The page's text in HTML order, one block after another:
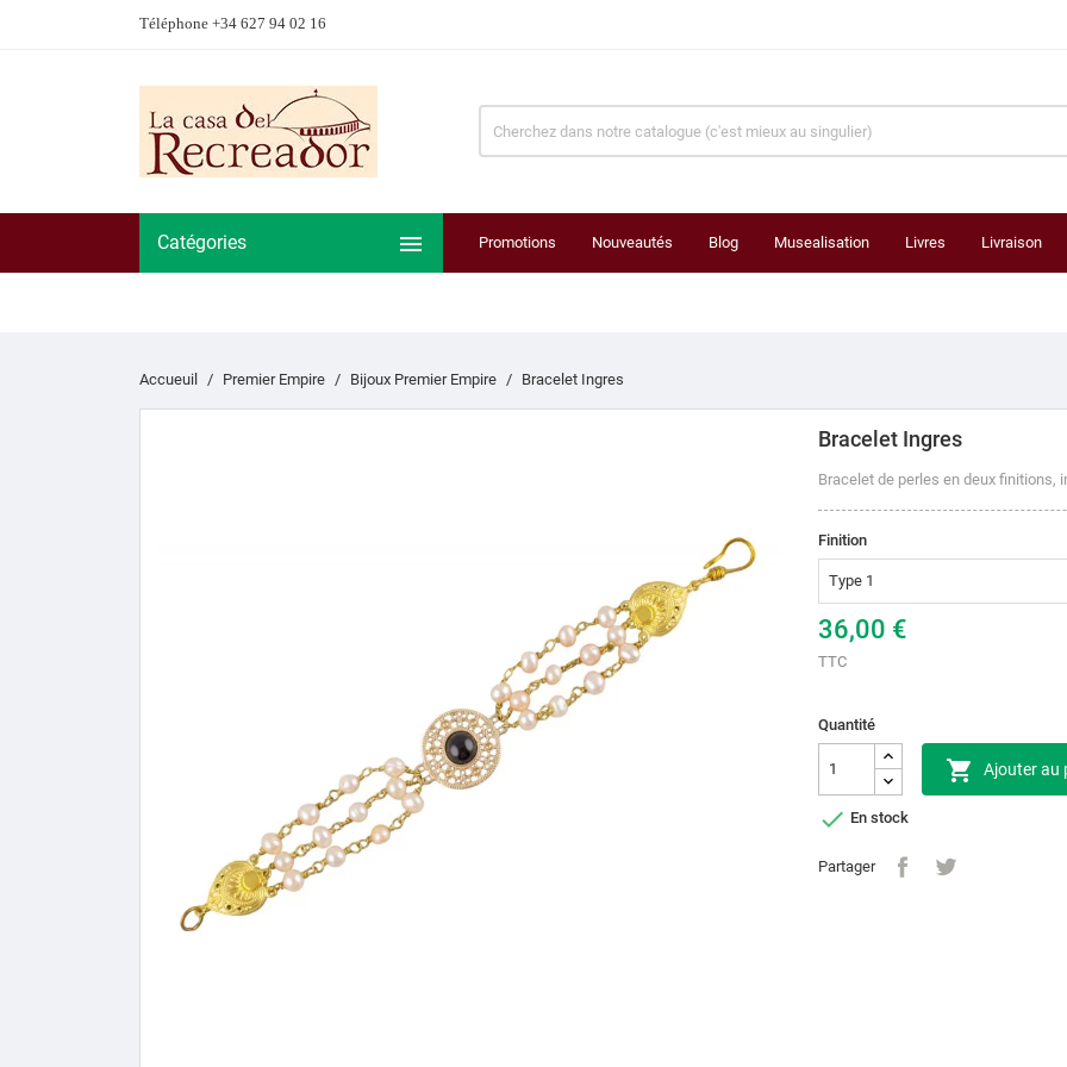
Téléphone +34 627 94 02 16
Catégories  Promotions Nouveautés Blog Musealisation Livres Livraison
Accueuil Premier Empire Bijoux Premier Empire Bracelet Ingres
Bracelet Ingres
Bracelet de perles en deux finitions,
Finition
36,00 €
TTC
Quantité
 Ajouter au
 En stock
Partager